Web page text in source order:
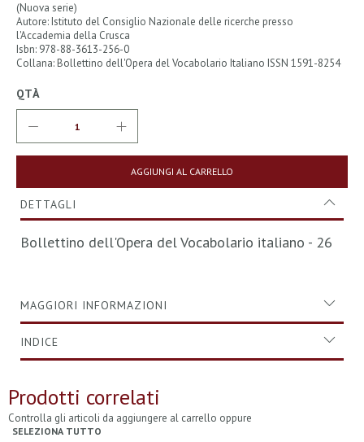
(Nuova serie)
Autore: Istituto del Consiglio Nazionale delle ricerche presso
l'Accademia della Crusca
Isbn: 978-88-3613-256-0
Collana: Bollettino dell'Opera del Vocabolario Italiano ISSN 1591-8254
QTÀ
AGGIUNGI AL CARRELLO
DETTAGLI
Bollettino dell'Opera del Vocabolario italiano - 26
MAGGIORI INFORMAZIONI
INDICE
Prodotti correlati
Controlla gli articoli da aggiungere al carrello oppure
SELEZIONA TUTTO